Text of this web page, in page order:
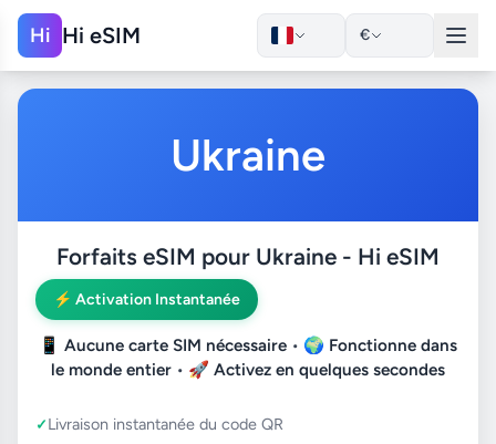
Hi Hi eSIM €
Ukraine
Forfaits eSIM pour Ukraine - Hi eSIM
⚡ Activation Instantanée
📱 Aucune carte SIM nécessaire • 🌍 Fonctionne dans
le monde entier • 🚀 Activez en quelques secondes
Livraison instantanée du code QR